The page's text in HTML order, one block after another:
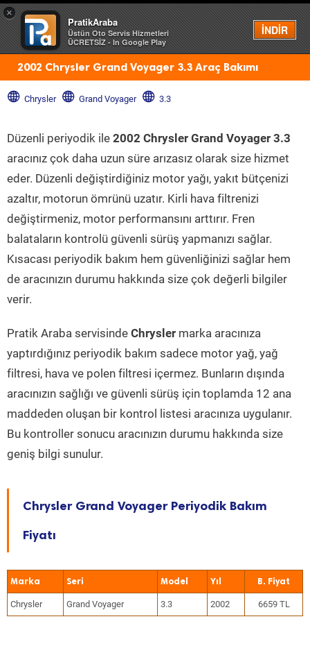
×
PratikAraba
Üstün Oto Servis Hizmetleri
ÜCRETSİZ - In Google Play
İNDİR
Menü
2002 Chrysler Grand Voyager 3.3 Araç Bakımı
Chrysler Grand Voyager 3.3
Düzenli periyodik ile 2002 Chrysler Grand Voyager 3.3
aracınız çok daha uzun süre arızasız olarak size hizmet
eder. Düzenli değiştirdiğiniz motor yağı, yakıt bütçenizi
azaltır, motorun ömrünü uzatır. Kirli hava filtrenizi
değiştirmeniz, motor performansını arttırır. Fren
balataların kontrolü güvenli sürüş yapmanızı sağlar.
Kısacası periyodik bakım hem güvenliğinizi sağlar hem
de aracınızın durumu hakkında size çok değerli bilgiler
verir.
Pratik Araba servisinde Chrysler marka aracınıza
yaptırdığınız periyodik bakım sadece motor yağ, yağ
filtresi, hava ve polen filtresi içermez. Bunların dışında
aracınızın sağlığı ve güvenli sürüş için toplamda 12 ana
maddeden oluşan bir kontrol listesi aracınıza uygulanır.
Bu kontroller sonucu aracınızın durumu hakkında size
geniş bilgi sunulur.
Chrysler Grand Voyager Periyodik Bakım
Fiyatı
Marka Seri Model Yıl
Chrysler Grand Voyager 3.3 2002 6659 TL